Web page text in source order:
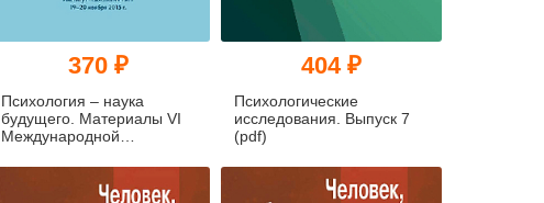
370 ₽
Психология – наука
будущего. Материалы VI
Международной
ученых. 19–20 ноября
404 ₽
Психологические
исследования. Выпуск 7
(pdf)